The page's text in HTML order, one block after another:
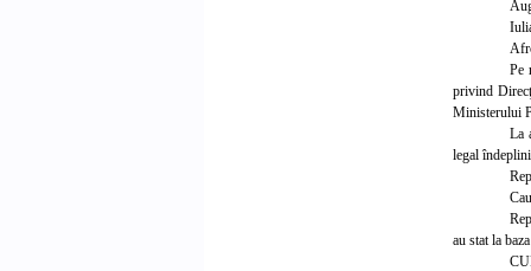
Pe
privind
Ministerului
La
legal
au stat la